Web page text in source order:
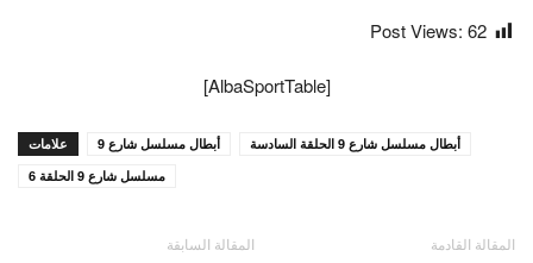
Post Views: 62
[AlbaSportTable]
علامات أبطال مسلسل شارع 9
أبطال مسلسل شارع 9 الحلقة السادسة
مسلسل شارع 9 الحلقة 6
المقالة السابقة المقالة القادمة